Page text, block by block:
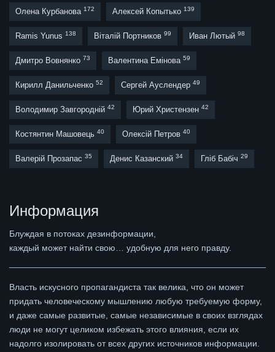
Олена Курбанова 172 Алексей Копытько 139
Ramis Yunus 138 Віталій Портников 99 Иван Лютый 98
Дмитро Вовнянко 73 Валентина Емінова 59
Кирилл Данильченко 52 Сергей Ауслендер 49
Володимир Завгородній 42 Юрий Христензен 42
Костянтин Машовець 40 Олексій Петров 40
Валерій Прозапас 35 Денис Казанский 34 Гліб Бабіч 29
Информация
Блуждая в потоках дезинформации,
каждый может найти свою… удобную для него правду.
Власть искусного пропагандиста так велика, что он может
придать человеческому мышлению любую требуемую форму,
и даже самые развитые, самые независимые в своих взглядах
люди не могут целиком избежать этого влияния, если их
надолго изолировать от всех других источников информации.